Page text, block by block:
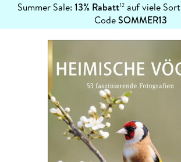
Summer Sale: 13% Rabatt12auf viele
CodeSOMMER13
erfahren